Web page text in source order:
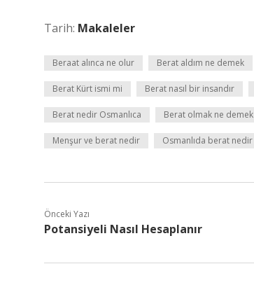
Tarih: Makaleler
Beraat alınca ne olur Berat aldım ne demek
Berat Kürt ismi mi Berat nasıl bir insandır
Berat nedir Osmanlıca Berat olmak ne demek
Menşur ve berat nedir Osmanlıda berat nedir
Önceki Yazı
Potansiyeli Nasıl Hesaplanır